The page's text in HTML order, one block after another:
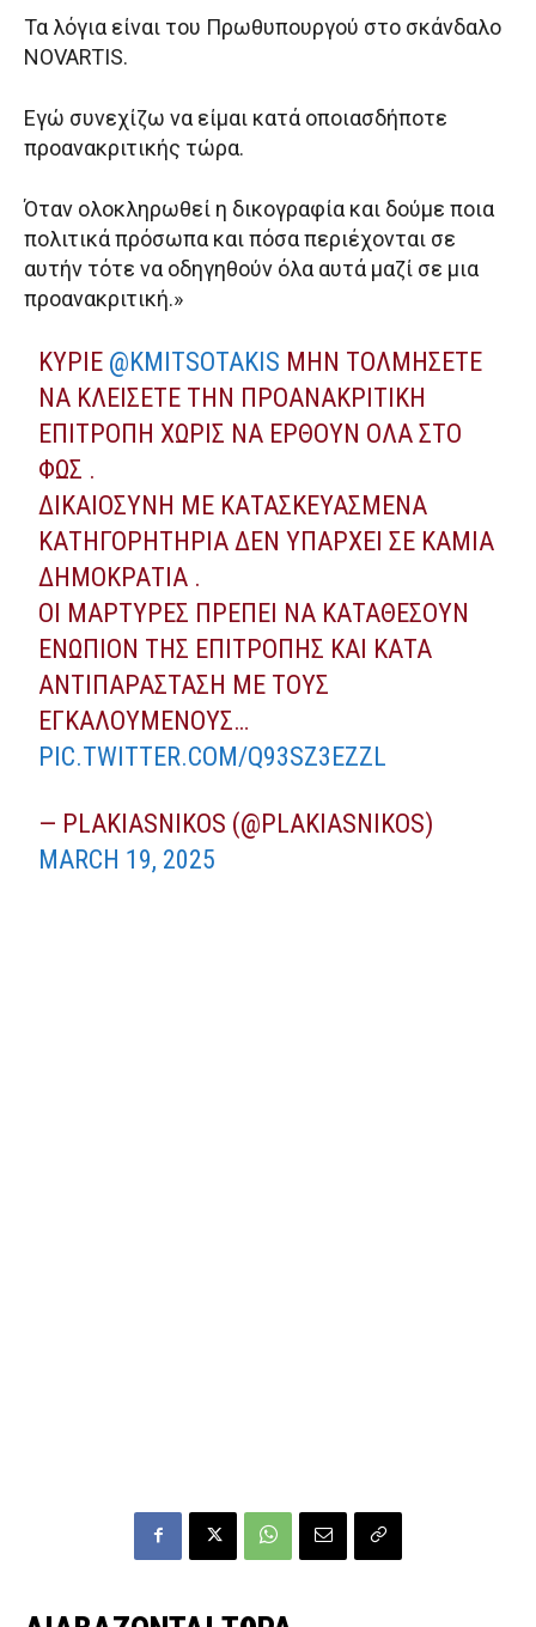
Τα λόγια είναι του Πρωθυπουργού στο σκάνδαλο
NOVARTIS.
Εγώ συνεχίζω να είμαι κατά οποιασδήποτε
προανακριτικής τώρα.
Όταν ολοκληρωθεί η δικογραφία και δούμε ποια
πολιτικά πρόσωπα και πόσα περιέχονται σε
αυτήν τότε να οδηγηθούν όλα αυτά μαζί σε μια
προανακριτική.»
ΚΎΡΙΕ @KMITSOTAKIS ΜΗΝ ΤΟΛΜΉΣΕΤΕ
ΝΑ ΚΛΕΊΣΕΤΕ ΤΗΝ ΠΡΟΑΝΑΚΡΙΤΙΚΉ
ΕΠΙΤΡΟΠΉ ΧΩΡΊΣ ΝΑ ΈΡΘΟΥΝ ΌΛΑ ΣΤΟ
ΦΩΣ .
ΔΙΚΑΙΟΣΎΝΗ ΜΕ ΚΑΤΑΣΚΕΥΑΣΜΈΝΑ
ΚΑΤΗΓΟΡΗΤΉΡΙΑ ΔΕΝ ΥΠΆΡΧΕΙ ΣΕ ΚΑΜΊΑ
ΔΗΜΟΚΡΑΤΊΑ .
ΟΙ ΜΆΡΤΥΡΕΣ ΠΡΈΠΕΙ ΝΑ ΚΑΤΑΘΈΣΟΥΝ
ΕΝΏΠΙΟΝ ΤΗΣ ΕΠΙΤΡΟΠΉΣ ΚΑΙ ΚΑΤΆ
ΑΝΤΙΠΑΡΆΣΤΑΣΗ ΜΕ ΤΟΥΣ
ΕΓΚΑΛΟΥΜΈΝΟΥΣ…
PIC.TWITTER.COM/Q93SZ3EZZL
— PLAKIASNIKOS (@PLAKIASNIKOS)
MARCH 19, 2025